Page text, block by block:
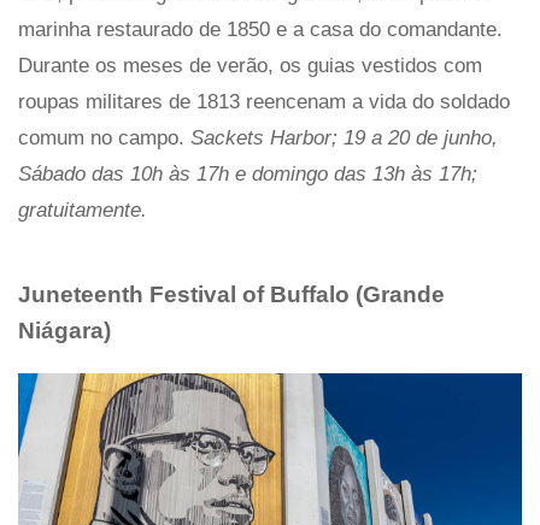
marinha restaurado de 1850 e a casa do comandante.
Durante os meses de verão, os guias vestidos com
roupas militares de 1813 reencenam a vida do soldado
comum no campo. Sackets Harbor; 19 a 20 de junho,
Sábado das 10h às 17h e domingo das 13h às 17h;
gratuitamente.
Juneteenth Festival of Buffalo (Grande
Niágara)